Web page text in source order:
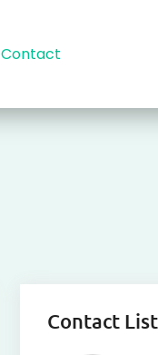
Contact
Contact